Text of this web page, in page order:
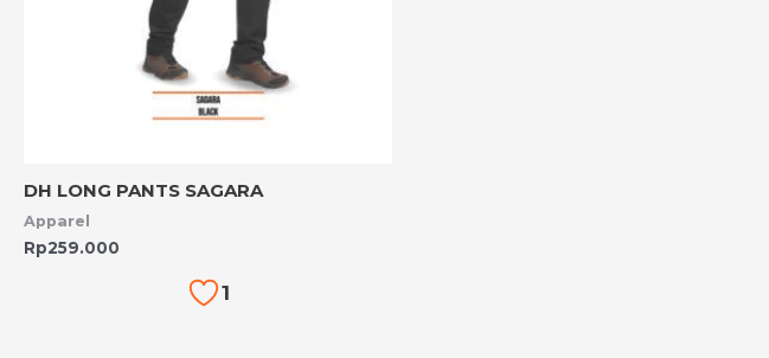
DH LONG PANTS SAGARA
Apparel
Rp259.000
1